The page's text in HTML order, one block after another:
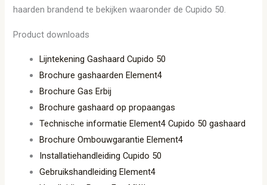
haarden brandend te bekijken waaronder de Cupido 50.
Product downloads
Lijntekening Gashaard Cupido 50
Brochure gashaarden Element4
Brochure Gas Erbij
Brochure gashaard op propaangas
Technische informatie Element4 Cupido 50 gashaard
Brochure Ombouwgarantie Element4
Installatiehandleiding Cupido 50
Gebruikshandleiding Element4